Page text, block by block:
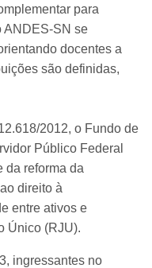
para
ANDES-SN se
docentes a
são definidas,
2012, o Fundo de
Público Federal
da reforma da
direito à
entre ativos e
Único (RJU).
ingressantes no